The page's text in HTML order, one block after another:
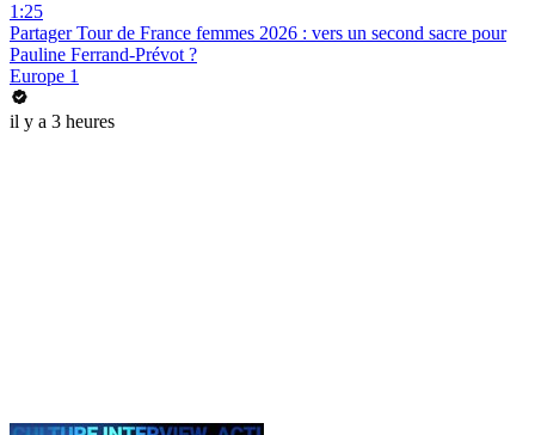
1:25
Partager Tour de France femmes 2026 : vers un second sacre pour
Pauline Ferrand-Prévot ?
Europe 1
il y a 3 heures